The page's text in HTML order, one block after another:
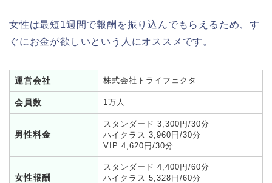
女性は最短1週間で報酬を振り込んでもらえるため、す
ぐにお金が欲しいという人にオススメです。
運営会社 株式会社トライフェクタ
会員数 1万人
男性料金
スタンダード 3,300円/30分
ハイクラス 3,960円/30分
VIP 4,620円/30分
女性報酬
スタンダード 4,400円/60分
ハイクラス 5,328円/60分